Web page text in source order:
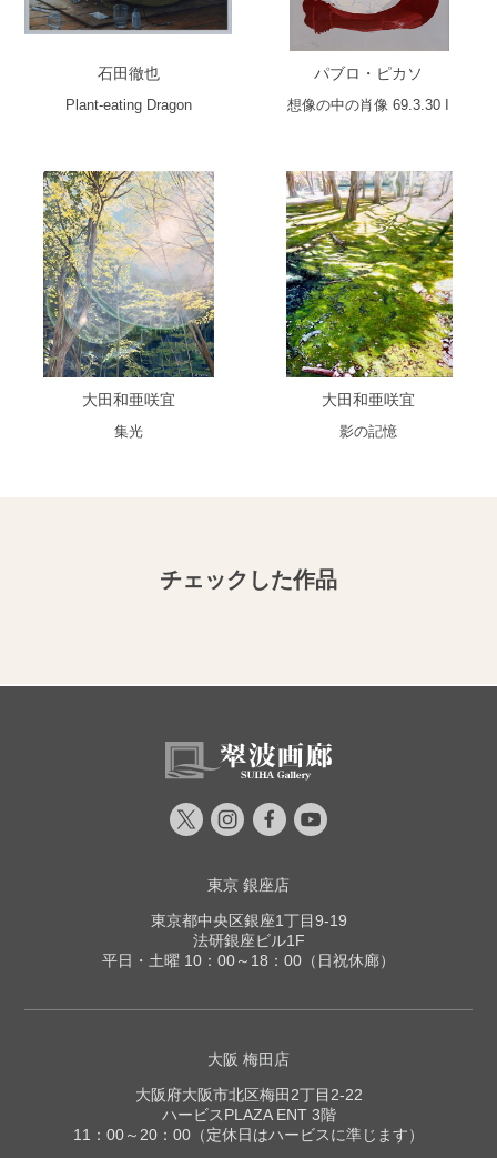
石田徹也
Plant-eating Dragon
パブロ・ピカソ
想像の中の肖像 69.3.30 I
大田和亜咲宜
集光
大田和亜咲宜
影の記憶
チェックした作品
東京 銀座店
東京都中央区銀座1丁目9-19
法研銀座ビル1F
平日・土曜 10：00～18：00（日祝休廊）
大阪 梅田店
大阪府大阪市北区梅田2丁目2-22
ハービスPLAZA ENT 3階
11：00～20：00（定休日はハービスに準じます）